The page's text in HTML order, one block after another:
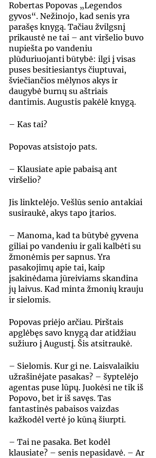
Robertas Popovas „Legendos
gyvos“. Nežinojo, kad senis yra
parašęs knygą. Tačiau žvilgsnį
prikaustė ne tai – ant viršelio buvo
nupiešta po vandeniu
plūduriuojanti būtybė: ilgi į visas
puses besitiesiantys čiuptuvai,
šviečiančios mėlynos akys ir
daugybė burnų su aštriais
dantimis. Augustis pakėlė knygą.
– Kas tai?
Popovas atsistojo pats.
– Klausiate apie pabaisą ant
viršelio?
Jis linktelėjo. Vešlūs senio antakiai
susiraukė, akys tapo įtarios.
– Manoma, kad ta būtybė gyvena
giliai po vandeniu ir gali kalbėti su
žmonėmis per sapnus. Yra
pasakojimų apie tai, kaip
įsakinėdama jūreiviams skandina
jų laivus. Kad minta žmonių krauju
ir sielomis.
Popovas priėjo arčiau. Pirštais
apglėbęs savo knygą dar atidžiau
sužiuro į Augustį. Šis atsitraukė.
– Sielomis. Kur gi ne. Laisvalaikiu
užrašinėjate pasakas? – šyptelėjo
agentas puse lūpų. Juokėsi ne tik iš
Popovo, bet ir iš savęs. Tas
fantastinės pabaisos vaizdas
kažkodėl vertė jo kūną šiurpti.
– Tai ne pasaka. Bet kodėl
klausiate? – senis nepasidavė. – Ar